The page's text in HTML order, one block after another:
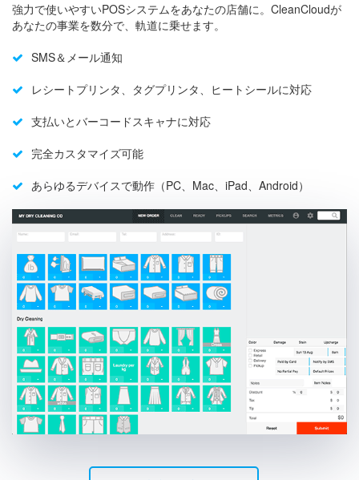
強力で使いやすいPOSシステムをあなたの店舗に。CleanCloudが
あなたの事業を数分で、軌道に乗せます。
SMS＆メール通知
レシートプリンタ、タグプリンタ、ヒートシールに対応
支払いとバーコードスキャナに対応
完全カスタマイズ可能
あらゆるデバイスで動作（PC、Mac、iPad、Android）